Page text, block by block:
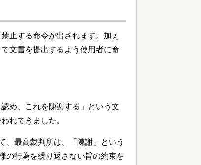
止する命令が出されます。加え
文書を提出するよう使用者に命
め、これを陳謝する」という文
れてきました。
、最高裁判所は、「陳謝」という
の行為を繰り返さない旨の約束を